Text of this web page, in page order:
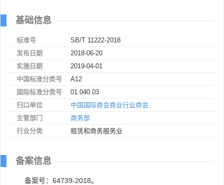
基础信息
标准号
SB/T 11222-2018
发布日期
2018-06-20
实施日期
2019-04-01
中国标准分类号
A12
国际标准分类号
01.040.03
归口单位
中国国际商会商业行业商会
主管部门
商务部
行业分类
租赁和商务服务业
备案信息
备案号：64739-2018。